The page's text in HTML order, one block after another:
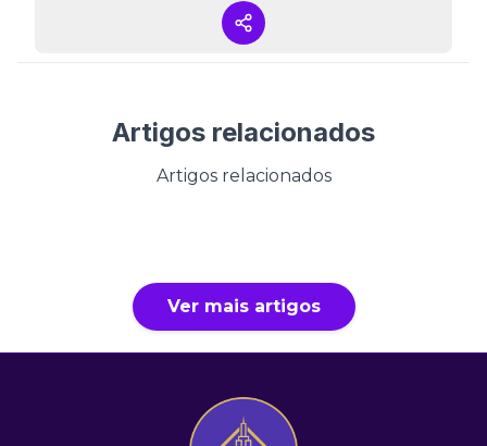
Artigos relacionados
Artigos relacionados
Ver mais artigos